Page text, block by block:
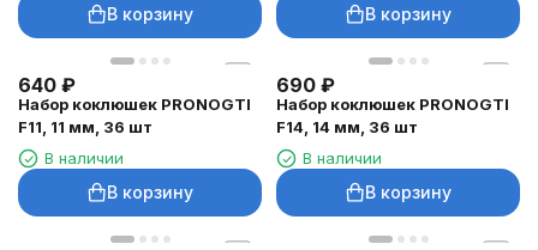
В корзину В корзину
640 ₽
Набор коклюшек PRONOGTI
F11, 11 мм, 36 шт
В наличии
В корзину
690 ₽
Набор коклюшек PRONOGTI
F14, 14 мм, 36 шт
В наличии
В корзину